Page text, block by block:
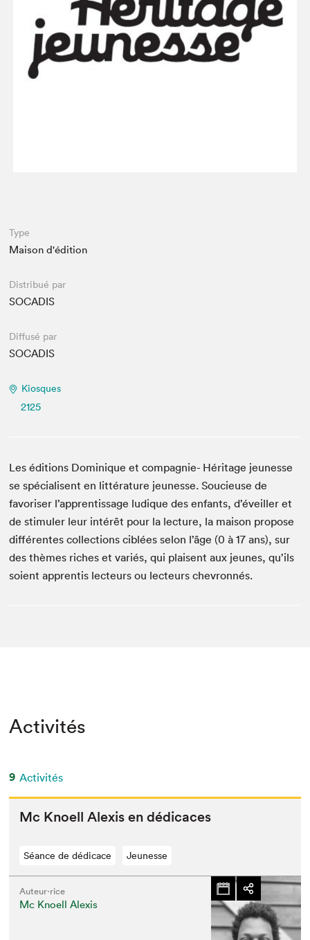
Espace médias
Type
Maison d'édition
Distribué par
SOCADIS
Diffusé par
SOCADIS
Kiosques
2125
Les éditions Dominique et compagnie- Héritage jeunesse
se spécialisent en littérature jeunesse. Soucieuse de
favoriser l’apprentissage ludique des enfants, d’éveiller et
de stimuler leur intérêt pour la lecture, la maison propose
différentes collections ciblées selon l’âge (0 à 17 ans), sur
des thèmes riches et variés, qui plaisent aux jeunes, qu’ils
soient apprentis lecteurs ou lecteurs chevronnés.
Activités
9 Activités
Mc Knoell Alex­is en dédicaces
Séance de dédicace Jeunesse
Auteur·rice
Mc Knoell Alexis